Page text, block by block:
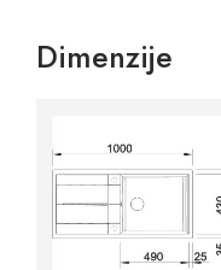
Dimenzije